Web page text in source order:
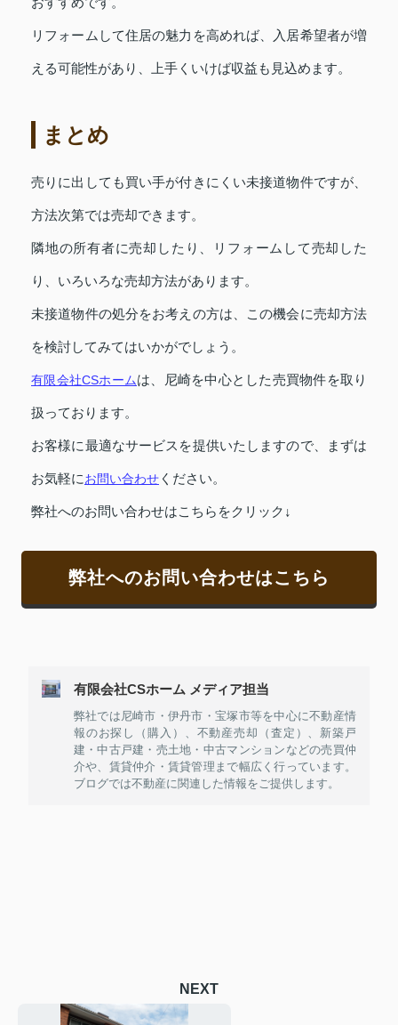
リフォームして住居の魅力を高めれば、入居希望者が増
える可能性があり、上手くいけば収益も見込めます。
まとめ
売りに出しても買い手が付きにくい未接道物件ですが、
方法次第では売却できます。
隣地の所有者に売却したり、リフォームして売却した
り、いろいろな売却方法があります。
未接道物件の処分をお考えの方は、この機会に売却方法
を検討してみてはいかがでしょう。
有限会社CSホームは、尼崎を中心とした売買物件を取り
扱っております。
お客様に最適なサービスを提供いたしますので、まずは
お気軽にお問い合わせ ください。
弊社へのお問い合わせはこちらをクリック↓
弊社へのお問い合わせはこちら
有限会社CSホーム メディア担当
弊社では尼崎市・伊丹市・宝塚市等を中心に不動産情
報のお探し（購入）、不動産売却（査定）、新築戸
建・中古戸建・売土地・中古マンションなどの売買仲
介や、賃貸仲介・賃貸管理まで幅広く行っています。
ブログでは不動産に関連した情報をご提供します。
NEXT